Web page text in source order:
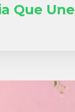
Que Une